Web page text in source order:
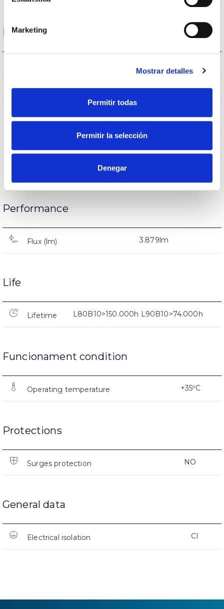
Marketing
Mostrar detalles
Permitir todas
Permitir la selección
Denegar
Housing and Finish
IK Impact resistance IK04
IP Tightness index IP20
Performance
Flux (lm) 3.879lm
Life
Lifetime L80B10>150.000h L90B10>74.000h
Funcionament condition
Operating temperature +35ºC
Protections
Surges protection NO
General data
Electrical isolation CI